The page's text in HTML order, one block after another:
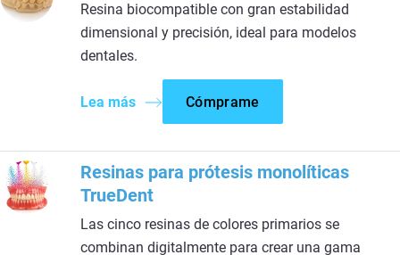
Resina biocompatible con gran estabilidad
dimensional y precisión, ideal para modelos
dentales.
Lea más Cómprame
Resinas para prótesis monolíticas
TrueDent
Las cinco resinas de colores primarios se
combinan digitalmente para crear una gama